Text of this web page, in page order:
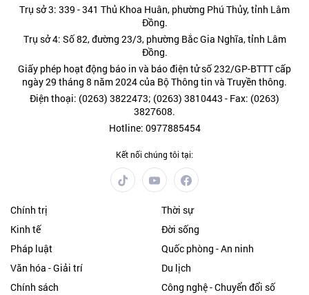
Trụ sở 3: 339 - 341 Thủ Khoa Huân, phường Phú Thủy, tỉnh Lâm
Đồng.
Trụ sở 4: Số 82, đường 23/3, phường Bắc Gia Nghĩa, tỉnh Lâm
Đồng.
Giấy phép hoạt động báo in và báo điện tử số 232/GP-BTTT cấp
ngày 29 tháng 8 năm 2024 của Bộ Thông tin và Truyền thông.
Điện thoại: (0263) 3822473; (0263) 3810443 - Fax: (0263)
3827608.
Hotline: 0977885454
Kết nối chúng tôi tại:
Chính trị
Thời sự
Kinh tế
Đời sống
Pháp luật
Quốc phòng - An ninh
Văn hóa - Giải trí
Du lịch
Chính sách
Công nghệ - Chuyển đổi số